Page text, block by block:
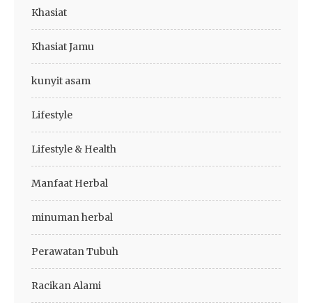
Khasiat
Khasiat Jamu
kunyit asam
Lifestyle
Lifestyle & Health
Manfaat Herbal
minuman herbal
Perawatan Tubuh
Racikan Alami